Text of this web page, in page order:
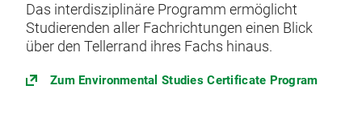
Das interdisziplinäre Programm ermöglicht
Studierenden aller Fachrichtungen einen Blick
über den Tellerrand ihres Fachs hinaus.
Zum Environmental Studies Certificate Program